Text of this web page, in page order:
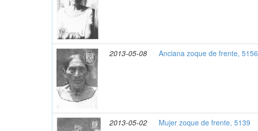
2013-05-08 Anciana zoque de frente, 5156
2013-05-02 Mujer zoque de frente, 5139